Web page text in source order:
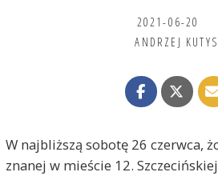
2021-06-20
ANDRZEJ KUTYS
W najbliższą sobotę 26 czerwca,
znanej w mieście 12.